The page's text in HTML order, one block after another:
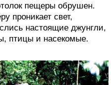
пещеры обрушен.
проникает свет,
настоящие джунгли,
птицы и насекомые.